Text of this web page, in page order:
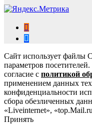
Сайт использует файлы
параметров
согласие с политикой
применением данных
конфиденциальности
сбора обезличенных
«Liveinternet»,
Принять